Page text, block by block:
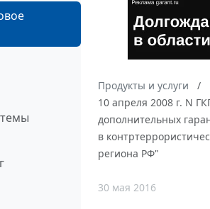
Продукты и услуги
10 апреля 2008 г. N
дополнительных
в
региона РФ"
30 мая 2016